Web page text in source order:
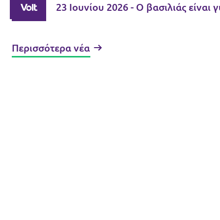
23 Ιουνίου 2026 - Ο βασιλιάς είναι
Περισσότερα νέα